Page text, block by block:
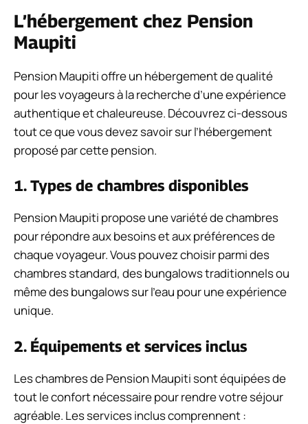
L’hébergement chez Pension
Maupiti
Pension Maupiti offre un hébergement de qualité
pour les voyageurs à la recherche d’une expérience
authentique et chaleureuse. Découvrez ci-dessous
tout ce que vous devez savoir sur l’hébergement
proposé par cette pension.
1. Types de chambres disponibles
Pension Maupiti propose une variété de chambres
pour répondre aux besoins et aux préférences de
chaque voyageur. Vous pouvez choisir parmi des
chambres standard, des bungalows traditionnels ou
même des bungalows sur l’eau pour une expérience
unique.
2. Équipements et services inclus
Les chambres de Pension Maupiti sont équipées de
tout le confort nécessaire pour rendre votre séjour
agréable. Les services inclus comprennent :